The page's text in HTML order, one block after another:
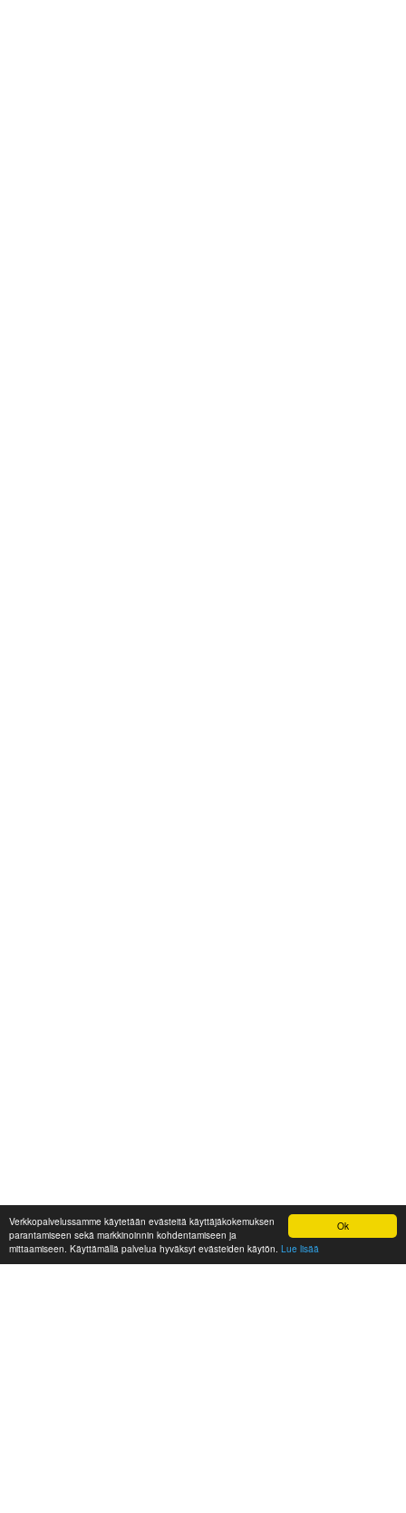
Ok
Verkkopalvelussamme käytetään evästeitä käyttäjäkokemuksen
parantamiseen sekä markkinoinnin kohdentamiseen ja
mittaamiseen. Käyttämällä palvelua hyväksyt evästeiden käytön. Lue lisää